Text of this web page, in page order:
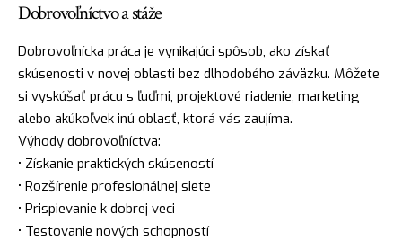
Dobrovoľníctvo a stáže
Dobrovoľnícka práca je vynikajúci spôsob, ako získať
skúsenosti v novej oblasti bez dlhodobého záväzku. Môžete
si vyskúšať prácu s ľuďmi, projektové riadenie, marketing
alebo akúkoľvek inú oblasť, ktorá vás zaujíma.
Výhody dobrovoľníctva:
• Získanie praktických skúseností
• Rozšírenie profesionálnej siete
• Prispievanie k dobrej veci
• Testovanie nových schopností